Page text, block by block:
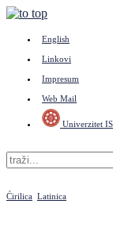
English
Linkovi
Impresum
Web Mail
Univerzitet IS
Ćirilica Latinica